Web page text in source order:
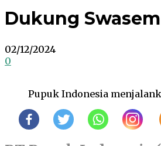
Dukung
02/12/2024
0
Pupuk Indonesia